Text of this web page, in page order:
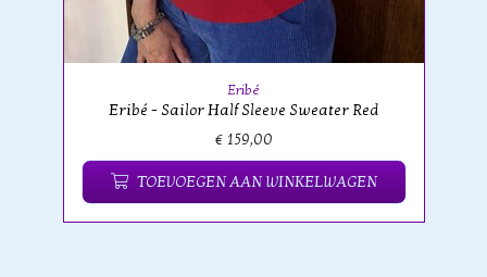
Eribé
Eribé - Sailor Half Sleeve Sweater Red
€ 159,00
TOEVOEGEN AAN WINKELWAGEN